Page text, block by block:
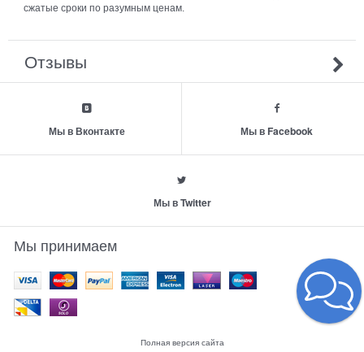
сжатые сроки по разумным ценам.
Отзывы
Мы в Вконтакте Мы в Facebook
Мы в Twitter
Мы принимаем
Полная версия сайта